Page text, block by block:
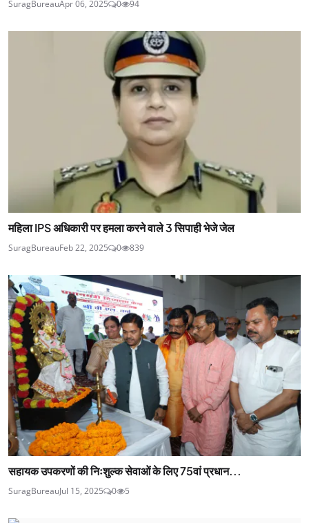
SuragBureauApr 06, 2025 0 94
महिला IPS अधिकारी पर हमला करने वाले 3 सिपाही भेजे जेल
SuragBureauFeb 22, 2025 0 839
सहायक उपकरणों की निःशुल्क सेवाओं के लिए 75वां प्रधान...
SuragBureauJul 15, 2025 0 5